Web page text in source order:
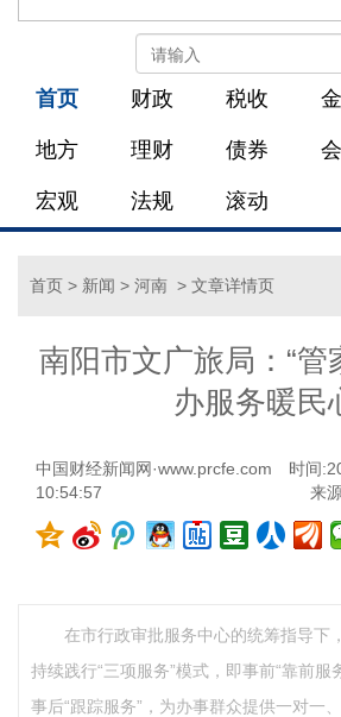
首页 财政 税收
地方 理财 债券
宏观 法规 滚动
首页 > 新闻 > 河南 > 文章详情页
南阳市文广旅局：“管
办服务暖民
中国财经新闻网·www.prcfe.com
时间
10:54:57
来
在市行政审批服务中心的统筹指导下
持续践行“三项服务”模式，即事前“靠前服
事后“跟踪服务”，为办事群众提供一对一